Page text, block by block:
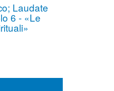
Laudate
6 - «Le